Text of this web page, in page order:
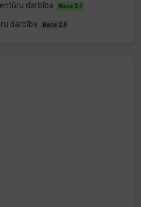
darbība Nace 2.1
darbība Nace 2.0